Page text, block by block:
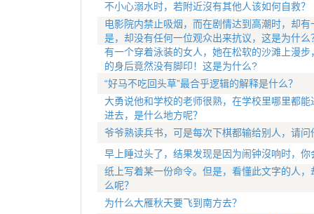
不小心溺水时，若附近沒有其他人该如何自救？
电影院内禁止吸烟，而在剧情达到高潮时，却
是，却没有任何一位观众出来抗议，这是为什么
有一个穿着泳装的女人，她在松软的沙滩上漫
的身后竟然没有脚印！这是为什么?
“好马不吃回头草”最合乎逻辑的解释是什么？
大勇说他和学校的老师很熟，在学校里哪里都
进去，是什么地方呢？
爷爷熟读兵书，可是每次下棋都输给别人，请问
早上睡过头了，结果发现是因为闹钟沒响时，你
纸上写着某一份命令。但是，看懂此文字的人
么呢？
为什么大雁秋天要飞到南方去？